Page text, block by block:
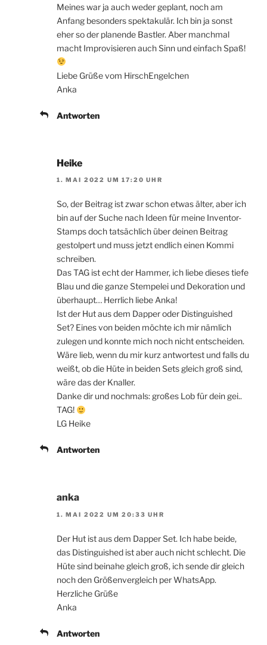
Meines war ja auch weder geplant, noch am
Anfang besonders spektakulär. Ich bin ja sonst
eher so der planende Bastler. Aber manchmal
macht Improvisieren auch Sinn und einfach Spaß!
Liebe Grüße vom HirschEngelchen
Anka
Antworten
Heike
1. MAI 2022 UM 17:20 UHR
So, der Beitrag ist zwar schon etwas älter, aber ich
bin auf der Suche nach Ideen für meine Inventor-
Stamps doch tatsächlich über deinen Beitrag
gestolpert und muss jetzt endlich einen Kommi
schreiben.
Das TAG ist echt der Hammer, ich liebe dieses tiefe
Blau und die ganze Stempelei und Dekoration und
überhaupt… Herrlich liebe Anka!
Ist der Hut aus dem Dapper oder Distinguished
Set? Eines von beiden möchte ich mir nämlich
zulegen und konnte mich noch nicht entscheiden.
Wäre lieb, wenn du mir kurz antwortest und falls du
weißt, ob die Hüte in beiden Sets gleich groß sind,
wäre das der Knaller.
Danke dir und nochmals: großes Lob für dein gei..
TAG!
LG Heike
Antworten
anka
1. MAI 2022 UM 20:33 UHR
Der Hut ist aus dem Dapper Set. Ich habe beide,
das Distinguished ist aber auch nicht schlecht. Die
Hüte sind beinahe gleich groß, ich sende dir gleich
noch den Größenvergleich per WhatsApp.
Herzliche Grüße
Anka
Antworten